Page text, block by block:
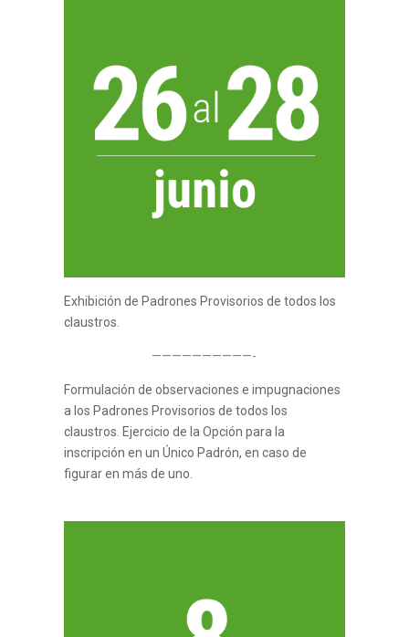
Exhibición de Padrones Provisorios de todos los
claustros.
——————————-
Formulación de observaciones e impugnaciones
a los Padrones Provisorios de todos los
claustros. Ejercicio de la Opción para la
inscripción en un Único Padrón, en caso de
figurar en más de uno.